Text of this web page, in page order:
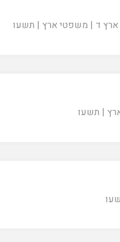
ד | משפטי ארץ | תשעו
| תשעו